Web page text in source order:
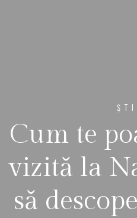
Cum te
vizită la
să